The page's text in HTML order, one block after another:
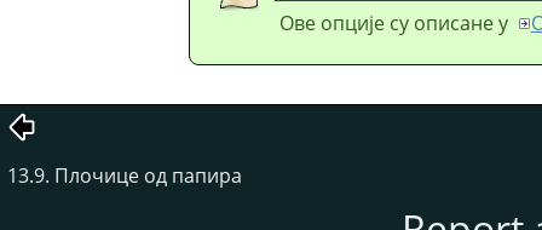
Ове опције су описане у
13.9. Плочице од папира